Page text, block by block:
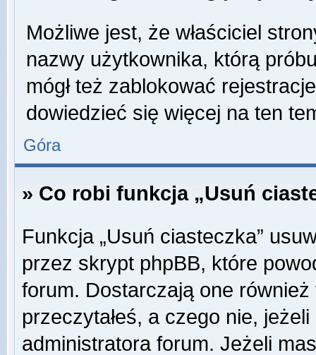
Możliwe jest, że właściciel
nazwy użytkownika, którą
mógł też zablokować
dowiedzieć się więcej na ten
Góra
» Co robi funkcja „Usuń
Funkcja „Usuń ciasteczka”
przez skrypt phpBB, które
forum. Dostarczają one
przeczytałeś, a czego nie,
administratora forum. Jeżeli